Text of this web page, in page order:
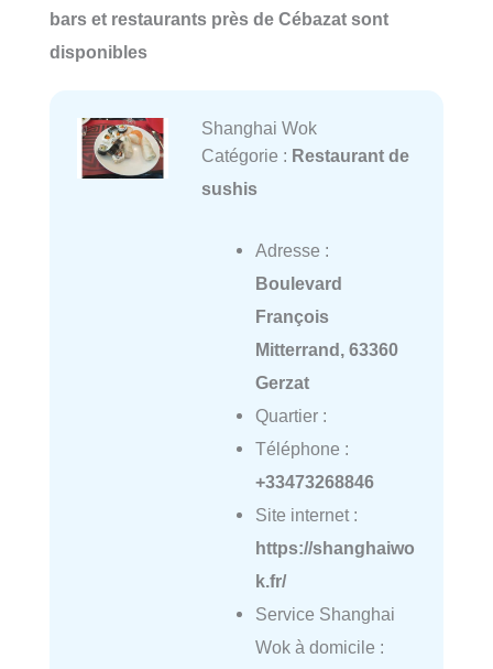
bars et restaurants près de Cébazat sont
disponibles
Shanghai Wok
Catégorie : Restaurant de
sushis
Adresse :
Boulevard
François
Mitterrand, 63360
Gerzat
Quartier :
Téléphone :
+33473268846
Site internet :
https://shanghaiwo
k.fr/
Service Shanghai
Wok à domicile :